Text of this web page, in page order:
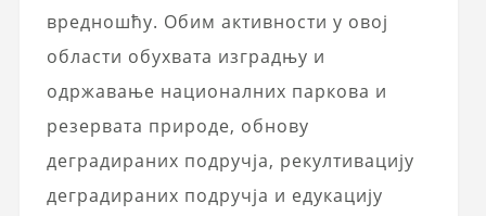
вредношћу. Обим активности у овој
области обухвата изградњу и
одржавање националних паркова и
резервата природе, обнову
деградираних подручја, рекултивацију
деградираних подручја и едукацију